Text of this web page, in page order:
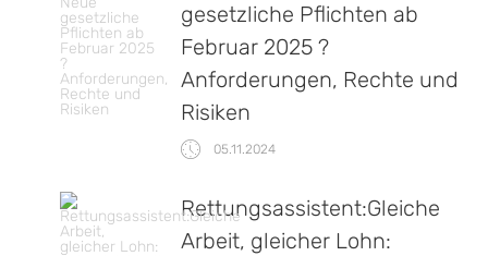
gesetzliche Pflichten ab
Februar 2025 ?
Anforderungen, Rechte und
Risiken
05.11.2024
Rettungsassistent:Gleiche
Arbeit, gleicher Lohn: